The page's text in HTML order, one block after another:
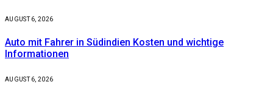
AUGUST 6, 2026
Auto mit Fahrer in Südindien Kosten und wichtige
Informationen
AUGUST 6, 2026